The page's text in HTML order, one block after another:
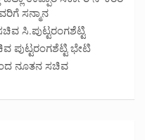
ಸನ್ಮಾನ
ಸಿ.ಪುಟ್ಟರಂಗಶೆಟ್ಟಿ
ಪುಟ್ಟರಂಗಶೆಟ್ಟಿ ಭೇಟಿ
ನೂತನ ಸಚಿವ